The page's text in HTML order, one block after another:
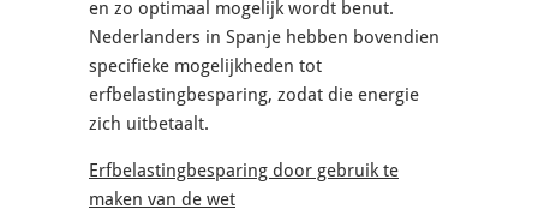
en zo optimaal mogelijk wordt benut.
Nederlanders in Spanje hebben bovendien
specifieke mogelijkheden tot
erfbelastingbesparing, zodat die energie
zich uitbetaalt.
Erfbelastingbesparing door gebruik te
maken van de wet